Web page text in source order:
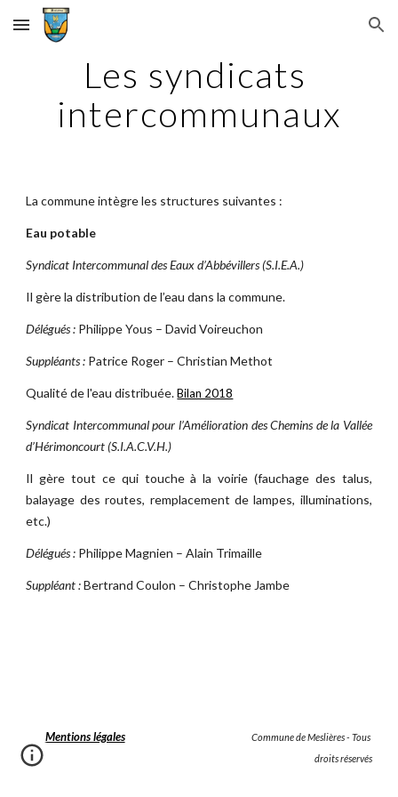
Skip to main content Skip to navigation
Les syndicats
intercommunaux
La commune intègre les structures suivantes :
Eau potable
Syndicat Intercommunal des Eaux d’Abbévillers (S.I.E.A.)
Il gère la distribution de l’eau dans la commune.
Délégués : Philippe Yous – David Voireuchon
Suppléants : Patrice Roger – Christian Methot
Qualité de l'eau distribuée. Bilan 2018
Syndicat Intercommunal pour l’Amélioration des Chemins de la Vallée
d’Hérimoncourt (S.I.A.C.V.H.)
Il gère tout ce qui touche à la voirie (fauchage des talus,
balayage des routes, remplacement de lampes, illuminations,
etc.)
Délégués : Philippe Magnien – Alain Trimaille
Suppléant :Bertrand Coulon – Christophe Jambe
Mentions légales
                                                                    Commune de Meslières - Tous
droits réservés